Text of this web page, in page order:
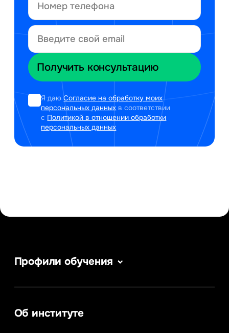
Я даюСогласие на обработку моих
персональных данных в соответствии
с Политикой в отношении обработки
персональных данных
Профили обучения
Сервис в сфере туризма и гостеприимства
аналитика
Управление в сфере коммерческой
Об институте